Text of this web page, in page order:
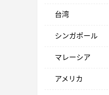
台湾
シンガポール
マレーシア
アメリカ